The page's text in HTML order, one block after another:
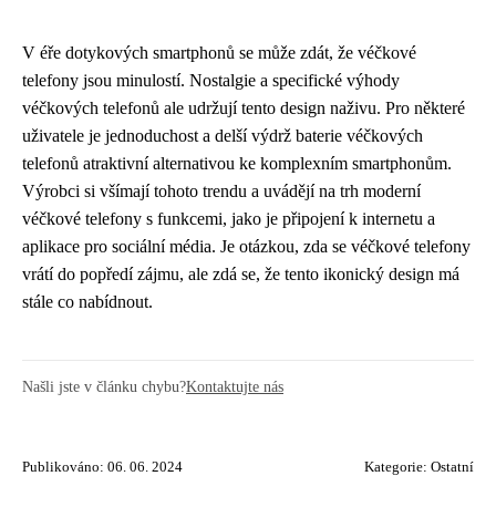
V éře dotykových smartphonů se může zdát, že véčkové
telefony jsou minulostí. Nostalgie a specifické výhody
véčkových telefonů ale udržují tento design naživu. Pro některé
uživatele je jednoduchost a delší výdrž baterie véčkových
telefonů atraktivní alternativou ke komplexním smartphonům.
Výrobci si všímají tohoto trendu a uvádějí na trh moderní
véčkové telefony s funkcemi, jako je připojení k internetu a
aplikace pro sociální média. Je otázkou, zda se véčkové telefony
vrátí do popředí zájmu, ale zdá se, že tento ikonický design má
stále co nabídnout.
Našli jste v článku chybu?Kontaktujte nás
Publikováno: 06. 06. 2024 Kategorie: Ostatní